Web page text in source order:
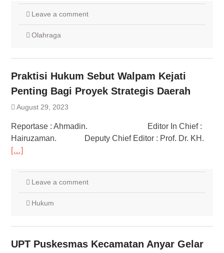
Leave a comment
Olahraga
Praktisi Hukum Sebut Walpam Kejati
Penting Bagi Proyek Strategis Daerah
August 29, 2023
Reportase : Ahmadin. Editor In Chief :
Hairuzaman. Deputy Chief Editor : Prof. Dr. KH.
[…]
Leave a comment
Hukum
UPT Puskesmas Kecamatan Anyar Gelar